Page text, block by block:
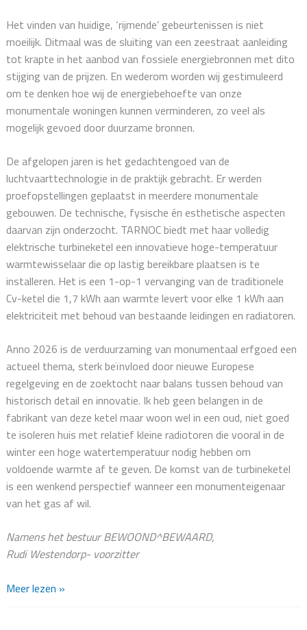
Het vinden van huidige, ‘rijmende’ gebeurtenissen is niet
moeilijk. Ditmaal was de sluiting van een zeestraat aanleiding
tot krapte in het aanbod van fossiele energiebronnen met dito
stijging van de prijzen. En wederom worden wij gestimuleerd
om te denken hoe wij de energiebehoefte van onze
monumentale woningen kunnen verminderen, zo veel als
mogelijk gevoed door duurzame bronnen.
De afgelopen jaren is het gedachtengoed van de
luchtvaarttechnologie in de praktijk gebracht. Er werden
proefopstellingen geplaatst in meerdere monumentale
gebouwen. De technische, fysische én esthetische aspecten
daarvan zijn onderzocht. TARNOC biedt met haar volledig
elektrische turbineketel een innovatieve hoge-temperatuur
warmtewisselaar die op lastig bereikbare plaatsen is te
installeren. Het is een 1-op-1 vervanging van de traditionele
Cv-ketel die 1,7 kWh aan warmte levert voor elke 1 kWh aan
elektriciteit met behoud van bestaande leidingen en radiatoren.
Anno 2026 is de verduurzaming van monumentaal erfgoed een
actueel thema, sterk beïnvloed door nieuwe Europese
regelgeving en de zoektocht naar balans tussen behoud van
historisch detail en innovatie. Ik heb geen belangen in de
fabrikant van deze ketel maar woon wel in een oud, niet goed
te isoleren huis met relatief kleine radiotoren die vooral in de
winter een hoge watertemperatuur nodig hebben om
voldoende warmte af te geven. De komst van de turbineketel
is een wenkend perspectief wanneer een monumenteigenaar
van het gas af wil.
Namens het bestuur BEWOOND^BEWAARD,
Rudi Westendorp- voorzitter
“History
Meer lezen »